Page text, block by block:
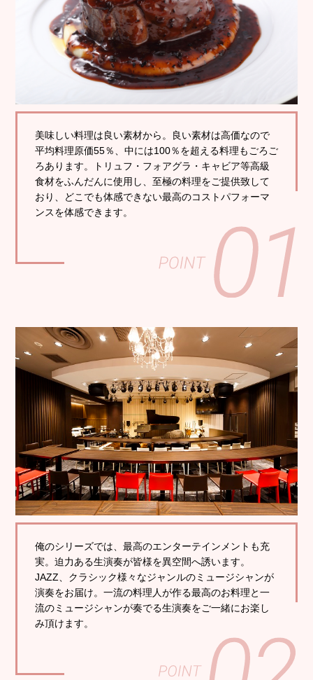
美味しい料理は良い素材から。良い素材は高価なので
平均料理原価55％、中には100％を超える料理もごろご
ろあります。トリュフ・フォアグラ・キャビア等高級
食材をふんだんに使用し、至極の料理をご提供致して
おり、どこでも体感できない最高のコストパフォーマ
ンスを体感できます。
俺のシリーズでは、最高のエンターテインメントも充
実。迫力ある生演奏が皆様を異空間へ誘います。
JAZZ、クラシック様々なジャンルのミュージシャンが
演奏をお届け。一流の料理人が作る最高のお料理と一
流のミュージシャンが奏でる生演奏をご一緒にお楽し
み頂けます。